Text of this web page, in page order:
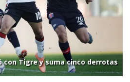
con Tigre y suma cinco derrotas